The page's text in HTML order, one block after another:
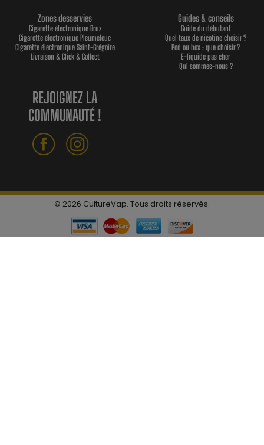
Zones desservies
Cigarette électronique Bruz
Cigarette électronique Pleumeleuc
Cigarette électronique Saint-Grégoire
Livraison & Click & Collect
Guides & conseils
Guide du débutant
Quel taux de nicotine choisir ?
Pod ou box : que choisir ?
E-liquide pas cher
Qui sommes-nous ?
REJOIGNEZ LA
COMMUNAUTÉ !
© 2026 CultureVap. Tous droits réservés.